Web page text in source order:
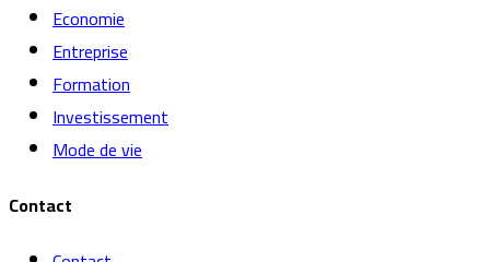
Economie
Entreprise
Formation
Investissement
Mode de vie
Contact